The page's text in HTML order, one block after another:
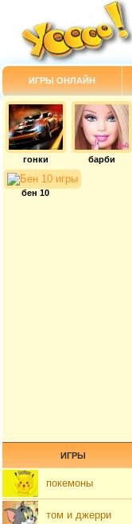
ИГРЫ ОНЛАЙН
гонки барби
бен 10
ИГРЫ
покемоны
том и джерри